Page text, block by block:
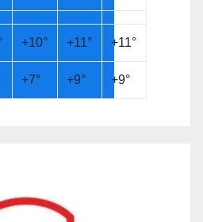
+10° +11° +11°
+7° +9° +9°